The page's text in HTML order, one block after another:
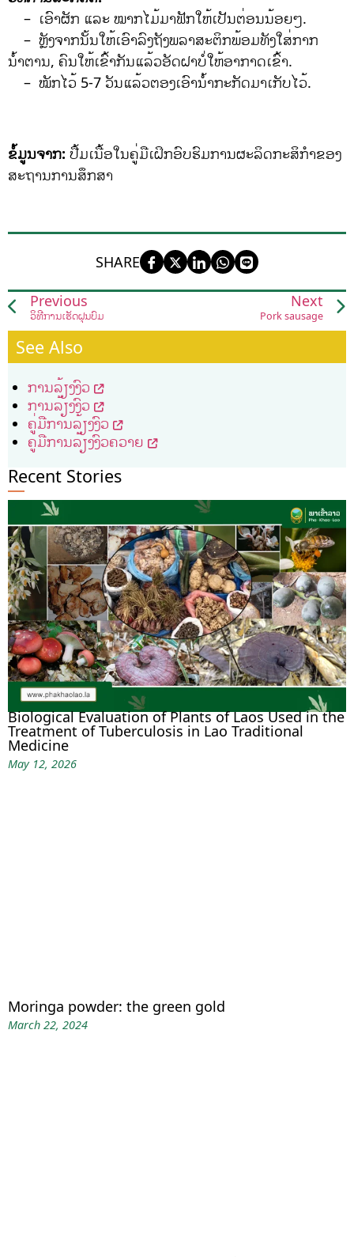
– ເອົາຜັກ ແລະ ໝາກໄມ້ມາຟັກໃຫ້ເປັນຕ່ອນນ້ອຍໆ.
– ຫຼັງຈາກນັ້ນໃຫ້ເອົາລົງຖັງພລາສະຕິກພ້ອມທັງໃສ່ກາກ
ນໍ້າຕານ, ຄົນໃຫ້ເຂົ້າກັນແລ້ວອັດຝາບໍ່ໃຫ້ອາກາດເຂົ້າ.
– ໝັກໄວ້ 5-7 ວັນແລ້ວຕອງເອົານໍ້າກະກັດມາເກັບໄວ້.
ຂໍ້ມູນຈາກ: ປື້ມເນື້ອໃນຄູ່ມືເຝິກອົບຮົມການຜະລິດກະສິກໍາຂອງ
ສະຖານການສຶກສາ
SHARE
Previous
ວິທີການເຮັດຝຸ່ນບົ່ມ
Next
Pork sausage
See Also
ການລ້ຽງງົວ
ການລ້ຽງງົວ
ຄູ່ມືການລ້ຽງງົວ
ຄູ່ມືການລ້ຽງງົວຄວາຍ
Recent Stories
Biological Evaluation of Plants of Laos Used in the
Treatment of Tuberculosis in Lao Traditional
Medicine
May 12, 2026
Moringa powder: the green gold
March 22, 2024